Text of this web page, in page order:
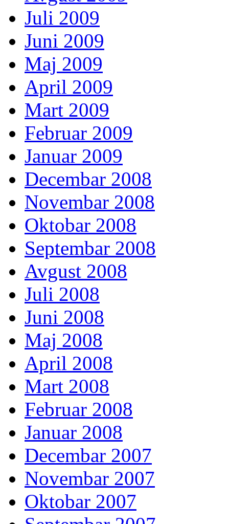
Juli 2009
Juni 2009
Maj 2009
April 2009
Mart 2009
Februar 2009
Januar 2009
Decembar 2008
Novembar 2008
Oktobar 2008
Septembar 2008
Avgust 2008
Juli 2008
Juni 2008
Maj 2008
April 2008
Mart 2008
Februar 2008
Januar 2008
Decembar 2007
Novembar 2007
Oktobar 2007